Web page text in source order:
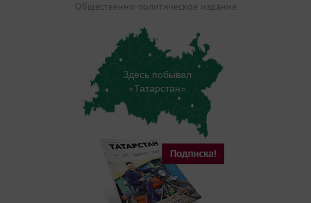
Общественно-политическое издание
Здесь побывал
«Татарстан»